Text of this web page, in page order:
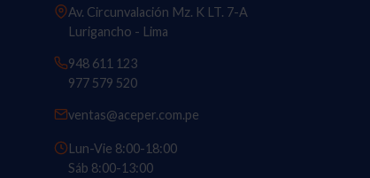
Av. Circunvalación Mz. K LT. 7-A
Lurigancho - Lima
948 611 123
977 579 520
ventas@aceper.com.pe
Lun-Vie 8:00-18:00
Sáb 8:00-13:00